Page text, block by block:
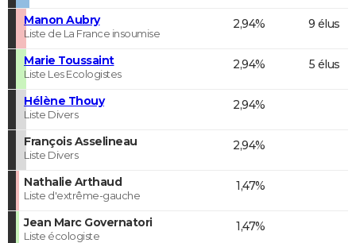
Manon Aubry
Liste de La France insoumise
2,94% 9 élus
Marie Toussaint
Liste Les Ecologistes
2,94% 5 élus
Hélène Thouy
Liste Divers
2,94%
François Asselineau
Liste Divers
2,94%
Nathalie Arthaud
Liste d'extrême-gauche
1,47%
Jean Marc Governatori
Liste écologiste
1,47%